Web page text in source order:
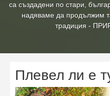
са създадени по стари,
надяваме да продължим
традиция -
Плевел ли е